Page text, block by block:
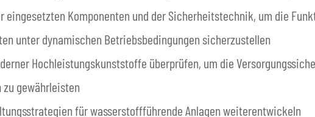
eingesetzten Komponenten und der Sicherheitstechnik, um die
unter dynamischen Betriebsbedingungen sicherzustellen
Hochleistungskunststoffe überprüfen, um die
gewährleisten
für wasserstoffführende Anlagen weiterentwickeln